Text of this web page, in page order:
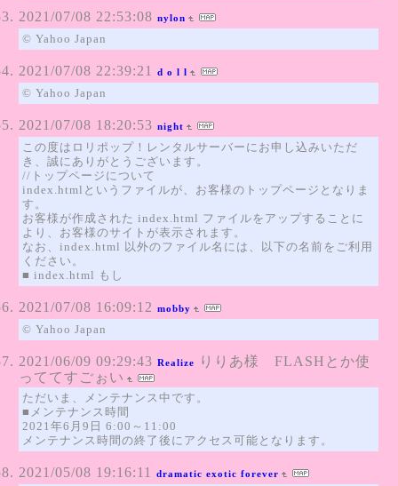
2021/07/08 22:53:08 nylon
© Yahoo Japan
2021/07/08 22:39:21 d o l l
© Yahoo Japan
2021/07/08 18:20:53 night
この度はロリポップ！レンタルサーバーにお申し込みいただ
き、誠にありがとうございます。
//トップページについて
index.htmlというファイルが、お客様のトップページとなりま
す。
お客様が作成された index.html ファイルをアップすることに
より、お客様のサイトが表示されます。
なお、index.html 以外のファイル名には、以下の名前をご利用
ください。
■ index.html もし
2021/07/08 16:09:12 mobby
© Yahoo Japan
2021/06/09 09:29:43 Realize
りりあ様 FLASHとか使
っててすごぉい
ただいま、メンテナンス中です。
■メンテナンス時間
2021年6月9日 6:00～11:00
メンテナンス時間の終了後にアクセス可能となります。
2021/05/08 19:16:11 dramatic exotic forever